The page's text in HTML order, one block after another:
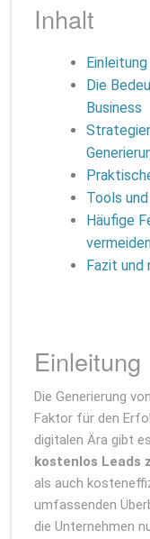
Inhalt
Einleitung
Die
Business
Tools
Häufige
Fazit
Einleitung
Die Generierung
Faktor für den
digitalen Ära gibt
kostenlos Leads
als auch
umfassenden
die Unternehmen